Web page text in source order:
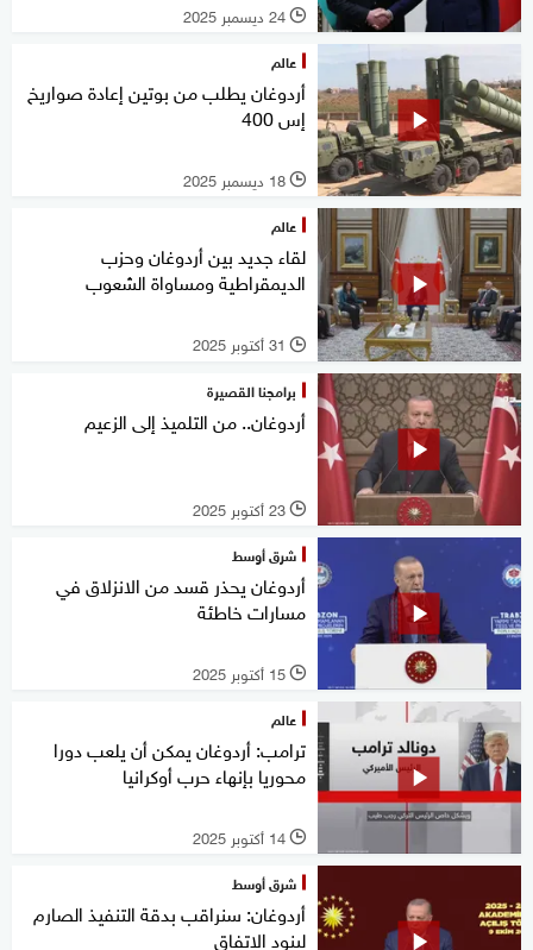
l 24 ديسمبر 2025
عالم
أردوغان يطلب من بوتين إعادة صواريخ
إس 400
l 18 ديسمبر 2025
عالم
لقاء جديد بين أردوغان وحزب
الديمقراطية ومساواة الشعوب
l 31 أكتوبر 2025
برامجنا القصيرة
أردوغان.. من التلميذ إلى الزعيم
l 23 أكتوبر 2025
شرق أوسط
أردوغان يحذر قسد من الانزلاق في
مسارات خاطئة
l 15 أكتوبر 2025
عالم
ترامب: أردوغان يمكن أن يلعب دورا
محوريا بإنهاء حرب أوكرانيا
l 14 أكتوبر 2025
شرق أوسط
أردوغان: سنراقب بدقة التنفيذ الصارم
لبنود الاتفاق